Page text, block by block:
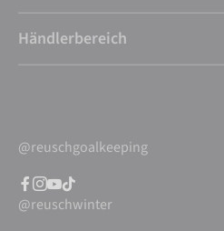
Händlerbereich
@reuschgoalkeeping
@reuschwinter